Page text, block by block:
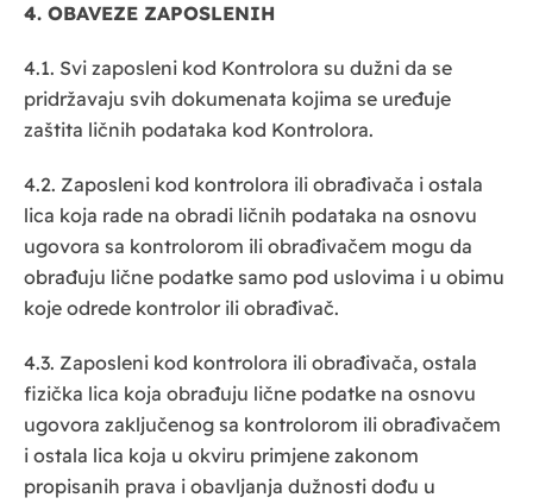
4. OBAVEZE ZAPOSLENIH
4.1. Svi zaposleni kod Kontrolora su dužni da se
pridržavaju svih dokumenata kojima se uređuje
zaštita ličnih podataka kod Kontrolora.
4.2. Zaposleni kod kontrolora ili obrađivača i ostala
lica koja rade na obradi ličnih podataka na osnovu
ugovora sa kontrolorom ili obrađivačem mogu da
obrađuju lične podatke samo pod uslovima i u obimu
koje odrede kontrolor ili obrađivač.
4.3. Zaposleni kod kontrolora ili obrađivača, ostala
fizička lica koja obrađuju lične podatke na osnovu
ugovora zaključenog sa kontrolorom ili obrađivačem
i ostala lica koja u okviru primjene zakonom
propisanih prava i obavljanja dužnosti dođu u